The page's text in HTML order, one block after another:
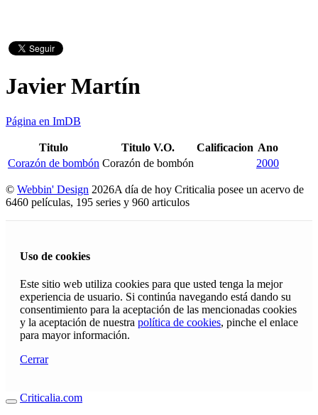
Javier Martín
Página en ImDB
Titulo Titulo V.O. Calificacion Ano
Corazón de bombón Corazón de bombón 2000
© Webbin' Design 2026A día de hoy Criticalia posee un acervo de
6460 películas, 195 series y 960 articulos
Uso de cookies
Este sitio web utiliza cookies para que usted tenga la mejor
experiencia de usuario. Si continúa navegando está dando su
consentimiento para la aceptación de las mencionadas cookies
y la aceptación de nuestra política de cookies, pinche el enlace
para mayor información.
Cerrar
Criticalia.com